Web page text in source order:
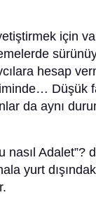
için
hesap
Düşük
da aynı
nasıl Adalet”?
yurt